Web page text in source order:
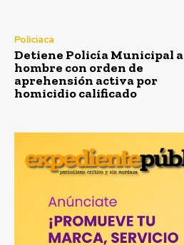
Policiaca
Detiene Policía Municipal a
hombre con orden de
aprehensión activa por
homicidio calificado